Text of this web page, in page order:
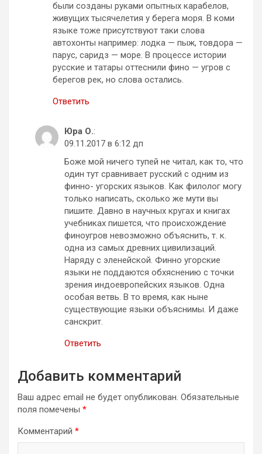
были созданы руками опытных карабелов,
живущих тысячелетия у берега моря. В коми
языке тоже присутствуют таки слова
автохонты например: лодка — пыж, товдора —
парус, саридз — море. В процессе истории
русские и татары оттеснили фино — угров с
берегов рек, но слова остались.
Ответить
Юра О.:
09.11.2017 в 6:12 дп
Боже мой ничего тупей не читал, как то, что
один тут сравнивает русский с одним из
финно- угорских языков. Как филолог могу
только написать, сколько же мути вы
пишите. Давно в научных кругах и книгах
учебниках пишется, что происхождение
финоугров невозможно объяснить, т. к.
одна из самых древних цивилизаций.
Наряду с эленейской. Финно угорские
языки не поддаются обхяснению с точки
зрения индоевропейских языков. Одна
особая ветвь. В то время, как ныне
существующие языки объяснимы. И даже
санскрит.
Ответить
Добавить комментарий
Ваш адрес email не будет опубликован. Обязательные
поля помечены *
Комментарий *